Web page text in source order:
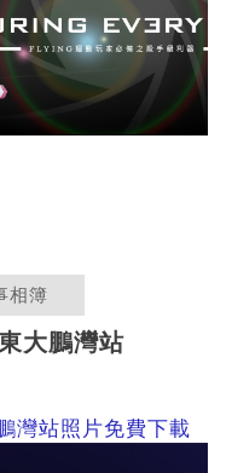
相簿
大鵬灣站
灣站照片免費下載